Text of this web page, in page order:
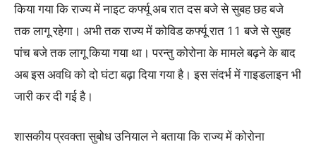
किया गया कि राज्य में नाइट कर्फ्यू अब रात दस बजे से सुबह छह बजे
तक लागू रहेगा। अभी तक राज्य में कोविड कर्फ्यू रात 11 बजे से सुबह
पांच बजे तक लागू किया गया था। परन्तु कोरोना के मामले बढ़ने के बाद
अब इस अवधि को दो घंटा बढ़ा दिया गया है। इस संदर्भ में गाइडलाइन भी
जारी कर दी गई है।
शासकीय प्रवक्ता सुबोध उनियाल ने बताया कि राज्य में कोरोना